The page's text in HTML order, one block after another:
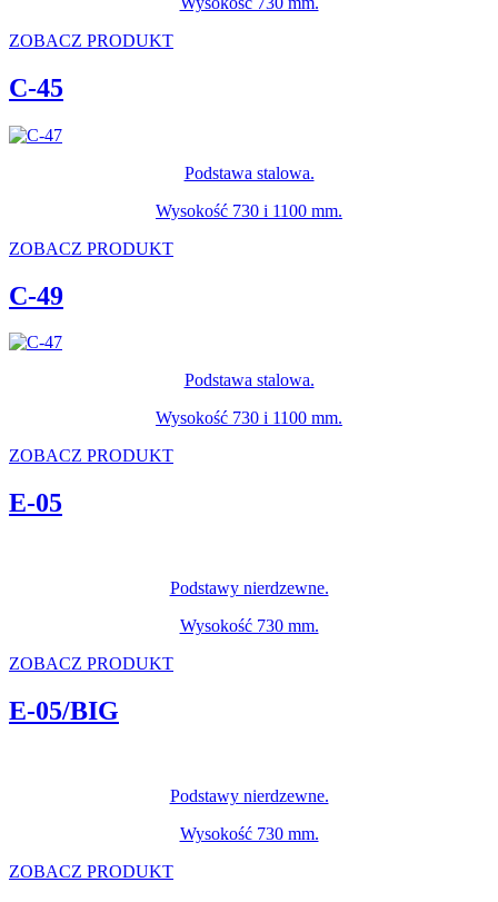
ZOBACZ PRODUKT
C-45
Podstawa stalowa.
Wysokość 730 i 1100 mm.
ZOBACZ PRODUKT
C-49
Podstawa stalowa.
Wysokość 730 i 1100 mm.
ZOBACZ PRODUKT
E-05
Podstawy nierdzewne.
Wysokość 730 mm.
ZOBACZ PRODUKT
E-05/BIG
Podstawy nierdzewne.
Wysokość 730 mm.
ZOBACZ PRODUKT